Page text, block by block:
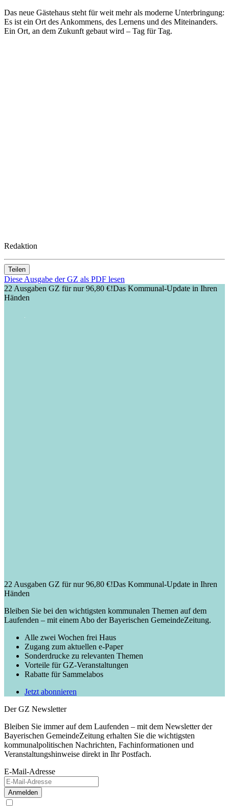
Das neue Gästehaus steht für weit mehr als moderne Unterbringung:
Es ist ein Ort des Ankommens, des Lernens und des Miteinanders.
Ein Ort, an dem Zukunft gebaut wird – Tag für Tag.
Redaktion
Teilen
Diese Ausgabe der GZ als PDF lesen
22 Ausgaben GZ für nur 96,80 €!Das Kommunal-Update in Ihren
Händen
22 Ausgaben GZ für nur 96,80 €!Das Kommunal-Update in Ihren
Händen
Bleiben Sie bei den wichtigsten kommunalen Themen auf dem
Laufenden – mit einem Abo der Bayerischen GemeindeZeitung.
Alle zwei Wochen frei Haus
Zugang zum aktuellen e-Paper
Sonderdrucke zu relevanten Themen
Vorteile für GZ-Veranstaltungen
Rabatte für Sammelabos
Jetzt abonnieren
Der GZ Newsletter
Bleiben Sie immer auf dem Laufenden – mit dem Newsletter der
Bayerischen GemeindeZeitung erhalten Sie die wichtigsten
kommunalpolitischen Nachrichten, Fachinformationen und
Veranstaltungshinweise direkt in Ihr Postfach.
E-Mail-Adresse
Anmelden